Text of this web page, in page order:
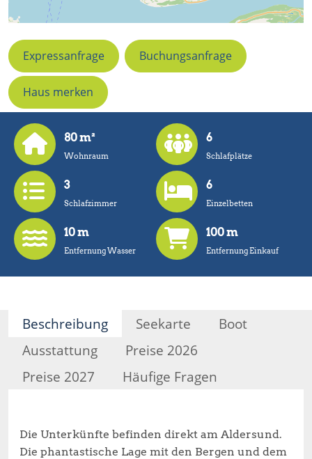
Expressanfrage Buchungsanfrage
Haus merken
80 m²
Wohnraum
6
Schlafplätze
3
Schlafzimmer
6
Einzelbetten
10 m
Entfernung Wasser
100 m
Entfernung Einkauf
Beschreibung Seekarte
Boot
Ausstattung
Preise 2026
Preise 2027
Häufige Fragen
Die Unterkünfte befinden direkt am Aldersund.
Die phantastische Lage mit den Bergen und dem